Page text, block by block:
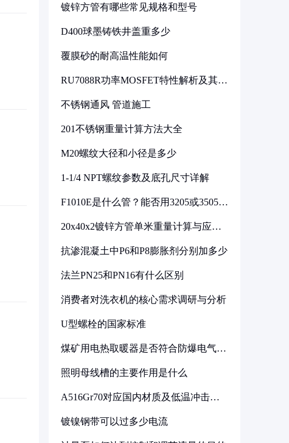
镀锌方管有哪些常见规格和型号
D400球墨铸铁井盖重多少
覆膜砂的耐高温性能如何
RU7088R功率MOSFET特性解析及其在
不锈钢通风 管道施工
201不锈钢重量计算方法大全
M20螺纹大径和小径是多少
1-1/4 NPT螺纹参数及底孔尺寸详解
F1010E是什么管？能否用3205或3505代
20x40x2镀锌方管单米重量计算与应用
抗渗混凝土中P6和P8膨胀剂分别加多少
法兰PN25和PN16有什么区别
消费者对洗衣机的核心需求调研与分析
U型螺栓的国家标准
煤矿用电热取暖器是否符合防爆电气设
照明母线槽的主要作用是什么
A516Gr70对应国内材质及低温冲击要
镀镍钢带可以过多少电流